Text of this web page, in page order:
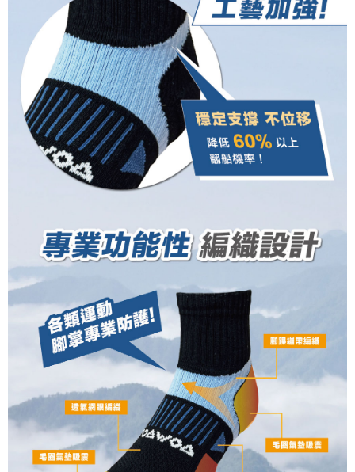
請求用戶進行身份認證。
５．嚴禁一人註冊多個帳號或使用他人資訊註冊。若發現惡意使用之情形，
恩沛科技股份有限公司將有權停止該用戶之使用額度並採取法律行動。